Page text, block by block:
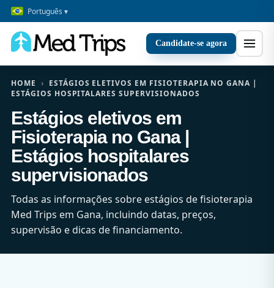
Português ▾
Candidate-se agora
HOME › ESTÁGIOS ELETIVOS EM FISIOTERAPIA NO GANA |
ESTÁGIOS HOSPITALARES SUPERVISIONADOS
Estágios eletivos em
Fisioterapia no Gana |
Estágios hospitalares
supervisionados
Todas as informações sobre estágios de fisioterapia
Med Trips em Gana, incluindo datas, preços,
supervisão e dicas de financiamento.